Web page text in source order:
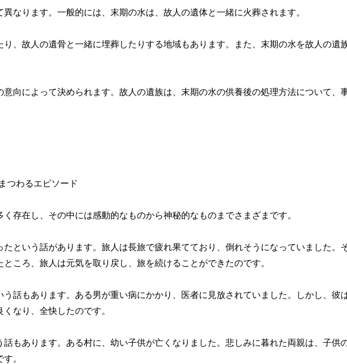
なります。一般的には、末期の水は、故人の遺体と一緒に火葬されます。
、故人の遺骨と一緒に埋葬したりする地域もあります。また、末期の水を故人の遺
向によって決められます。故人の遺族は、末期の水の供養後の処理方法について、
く存在し、その中には感動的なものから神秘的なものまでさまざまです。
という話があります。旅人は長旅で疲れ果てており、倒れそうになっていました。
ころ、旅人は元気を取り戻し、旅を続けることができたのです。
話もあります。ある男が重い病にかかり、医者に見放されていました。しかし、彼
なり、全快したのです。
もあります。ある村に、幼い子供が亡くなりました。悲しみに暮れた両親は、子供
。